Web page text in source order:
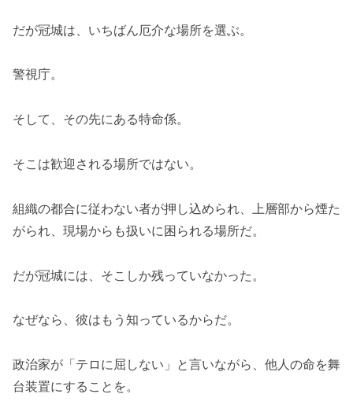
だが冠城は、いちばん厄介な場所を選ぶ。
警視庁。
そして、その先にある特命係。
そこは歓迎される場所ではない。
組織の都合に従わない者が押し込められ、上層部から煙た
がられ、現場からも扱いに困られる場所だ。
だが冠城には、そこしか残っていなかった。
なぜなら、彼はもう知っているからだ。
政治家が「テロに屈しない」と言いながら、他人の命を舞
台装置にすることを。